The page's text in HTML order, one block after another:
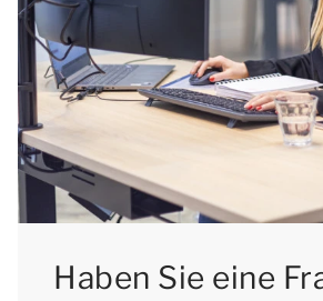
Haben Sie eine